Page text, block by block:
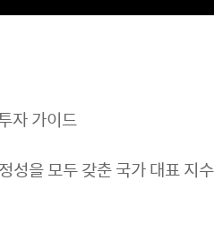
자 가이드
성을 모두 갖춘 국가 대표 지